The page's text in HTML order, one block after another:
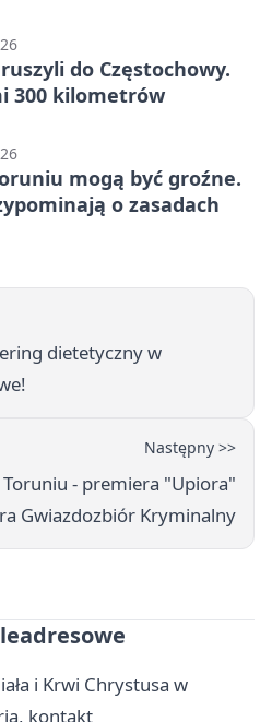
do Częstochowy.
300 kilometrów
mogą być groźne.
o zasadach
dietetyczny w
Następny >>
- premiera "Upiora"
Gwiazdozbiór Kryminalny
i Krwi Chrystusa w
kontakt